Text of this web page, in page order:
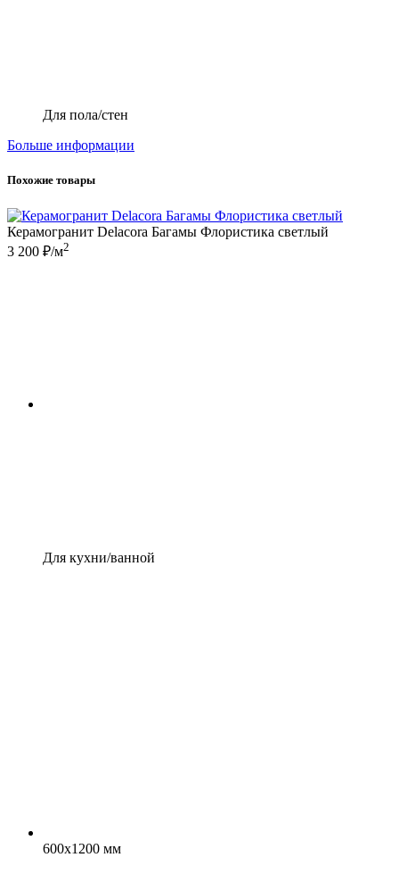
Для пола/стен
Больше информации
Похожие товары
Керамогранит Delacora Багамы Флористика светлый
3 200 ₽/м2
Для кухни/ванной
600x1200 мм